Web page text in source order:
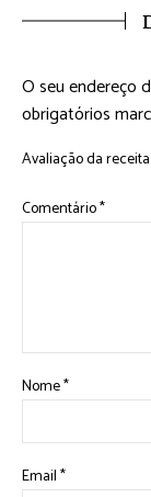
O seu endereço
obrigatórios
Avaliação da receita
Comentário*
Nome*
Email*